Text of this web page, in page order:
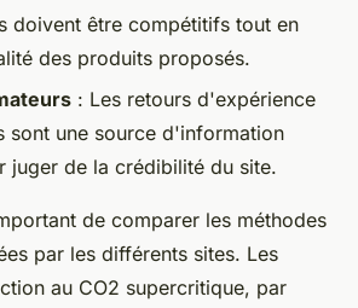
doivent être compétitifs tout en
des produits proposés.
: Les retours d'expérience
sont une source d'information
juger de la crédibilité du site.
de comparer les méthodes
par les différents sites. Les
au CO2 supercritique, par